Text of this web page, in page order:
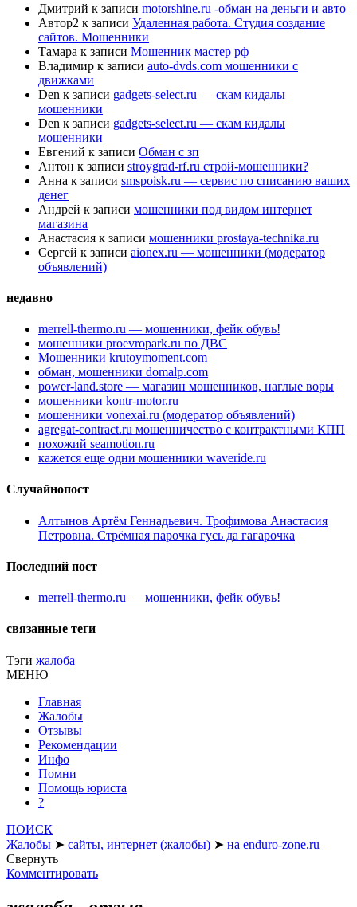
Дмитрий к записи motorshine.ru -обман на деньги и авто
Автор2 к записи Удаленная работа. Студия создание
сайтов. Мошенники
Тамара к записи Мошенник мастер рф
Владимир к записи auto-dvds.com мошенники с
движками
Den к записи gadgets-select.ru — скам кидалы
мошенники
Den к записи gadgets-select.ru — скам кидалы
мошенники
Евгений к записи Обман с зп
Антон к записи stroygrad-rf.ru строй-мошенники?
Анна к записи smspoisk.ru — сервис по списанию ваших
денег
Андрей к записи мошенники под видом интернет
магазина
Анастасия к записи мошенники prostaya-technika.ru
Сергей к записи aionex.ru — мошенники (модератор
объявлений)
недавно
merrell-thermo.ru — мошенники, фейк обувь!
мошенники proevropark.ru по ДВС
Мошенники krutoymoment.com
обман, мошенники domalp.com
power-land.store — магазин мошенников, наглые воры
мошенники kontr-motor.ru
мошенники vonexai.ru (модератор объявлений)
agregat-contract.ru мошенничество с контрактными КПП
похожий seamotion.ru
кажется еще одни мошенники waveride.ru
Случайнопост
Алтынов Артём Геннадьевич. Трофимова Анастасия
Петровна. Стрёмная парочка гусь да гагарочка
Последний пост
merrell-thermo.ru — мошенники, фейк обувь!
связанные теги
Тэги жалоба
МЕНЮ
Главная
Жалобы
Отзывы
Рекомендации
Инфо
Помни
Помощь юриста
?
ПОИСК
Жалобы ➤ сайты, интернет (жалобы) ➤ на enduro-zone.ru
Свернуть
Комментировать